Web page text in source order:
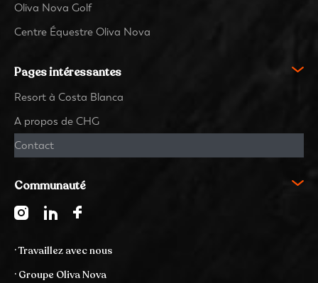
Oliva Nova Golf
Centre Équestre Oliva Nova
Pages intéressantes
Resort à Costa Blanca
A propos de CHG
Contact
Communauté
· Travaillez avec nous
· Groupe Oliva Nova